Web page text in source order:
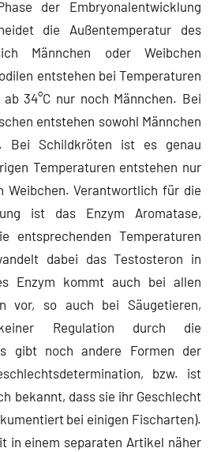
der Embryonalentwicklung
die Außentemperatur des
Männchen oder Weibchen
entstehen bei Temperaturen
34°C nur noch Männchen. Bei
entstehen sowohl Männchen
Bei Schildkröten ist es genau
Temperaturen entstehen nur
Weibchen. Verantwortlich für die
ist das Enzym Aromatase,
entsprechenden Temperaturen
dabei das Testosteron in
Enzym kommt auch bei allen
vor, so auch bei Säugetieren,
Regulation durch die
gibt noch andere Formen der
bzw. ist
bekannt, dass sie ihr Geschlecht
bei einigen Fischarten).
in einem separaten Artikel näher